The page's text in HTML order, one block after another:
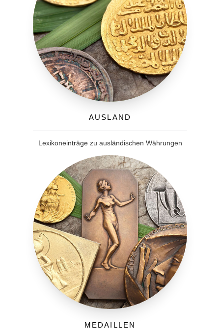
Ausland
Lexikoneinträge zu ausländischen Währungen
Medaillen